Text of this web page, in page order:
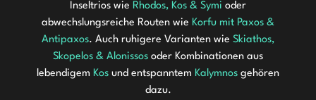
Inseltrios wie Rhodos, Kos & Symi oder
abwechslungsreiche Routen wie Korfu mit Paxos &
Antipaxos. Auch ruhigere Varianten wie Skiathos,
Skopelos & Alonissos oder Kombinationen aus
lebendigem Kos und entspanntem Kalymnos gehören
dazu.